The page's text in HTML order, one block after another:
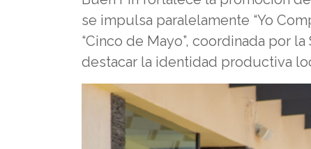
se impulsa paralelamente “Yo
“Cinco de Mayo”, coordinada por
destacar la identidad productiva